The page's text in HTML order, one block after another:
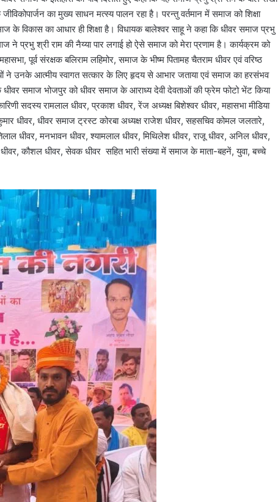
का मुख्य साधन मत्स्य पालन रहा है। परन्तु वर्तमान में समाज को शिक्षा
के विकास का आधार ही शिक्षा है। विधायक बालेश्वर साहू ने कहा कि धीवर समाज प्रभु
प्रभु श्री राम की नैय्या पार लगाई हो ऐसे समाज को मेरा प्रणाम है। कार्यक्रम को
पूर्व संरक्षक बलिराम लहिमोर, समाज के भीष्म पितामह चैतराम धीवर एवं वरिष्ठ
ने उनके आत्मीय स्वागत सत्कार के लिए हृदय से आभार जताया एवं समाज का हरसंभव
समाज भोजपुर को धीवर समाज के आराध्य देवी देवताओं की फ्रेम फोटो भेंट किया
सदस्य रामलाल धीवर, प्रकाश धीवर, रेंज अध्यक्ष बिशेश्वर धीवर, महासभा मीडिया
धीवर, धीवर समाज ट्रस्ट कोरबा अध्यक्ष राजेश धीवर, सहसचिव कोमल जलतारे,
धीवर, मनभावन धीवर, श्यामलाल धीवर, मिथिलेश धीवर, राजू धीवर, अनिल धीवर,
धीवर, कौशल धीवर, सेवक धीवर सहित भारी संख्या में समाज के माता-बहनें, युवा, बच्चे